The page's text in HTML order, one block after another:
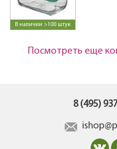
В наличии >100 штук
Посмотреть еще
8 (495)